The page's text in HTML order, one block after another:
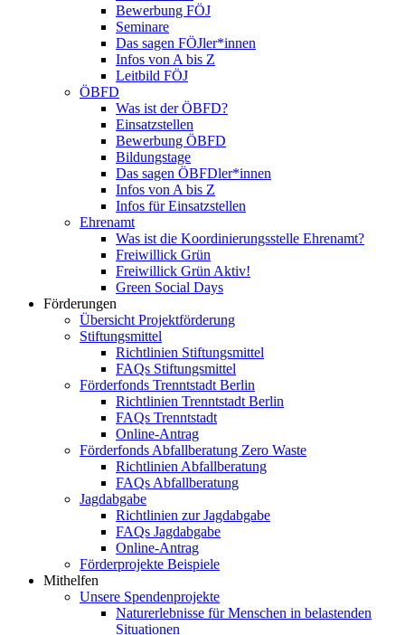
Bewerbung FÖJ
Seminare
Das sagen FÖJler*innen
Infos von A bis Z
Leitbild FÖJ
ÖBFD
Was ist der ÖBFD?
Einsatzstellen
Bewerbung ÖBFD
Bildungstage
Das sagen ÖBFDler*innen
Infos von A bis Z
Infos für Einsatzstellen
Ehrenamt
Was ist die Koordinierungsstelle Ehrenamt?
Freiwillick Grün
Freiwillick Grün Aktiv!
Green Social Days
Förderungen
Übersicht Projektförderung
Stiftungsmittel
Richtlinien Stiftungsmittel
FAQs Stiftungsmittel
Förderfonds Trenntstadt Berlin
Richtlinien Trenntstadt Berlin
FAQs Trenntstadt
Online-Antrag
Förderfonds Abfallberatung Zero Waste
Richtlinien Abfallberatung
FAQs Abfallberatung
Jagdabgabe
Richtlinien zur Jagdabgabe
FAQs Jagdabgabe
Online-Antrag
Förderprojekte Beispiele
Mithelfen
Unsere Spendenprojekte
Naturerlebnisse für Menschen in belastenden
Situationen